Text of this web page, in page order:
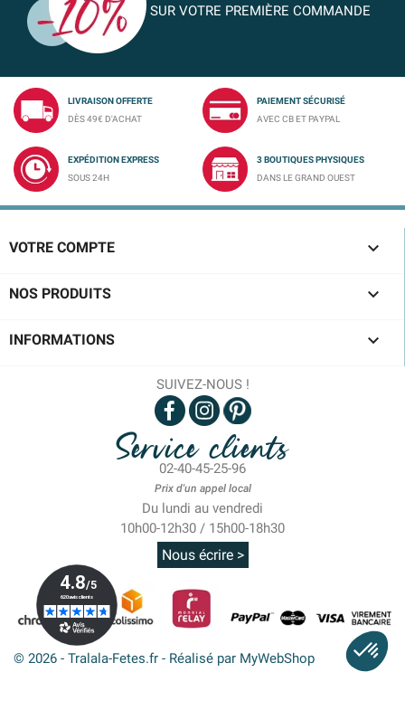
SUR VOTRE PREMIÈRE COMMANDE
LIVRAISON OFFERTE
DÈS 49€ D'ACHAT
PAIEMENT SÉCURISÉ
AVEC CB ET PAYPAL
EXPÉDITION EXPRESS
SOUS 24H
3 BOUTIQUES PHYSIQUES
DANS LE GRAND OUEST
VOTRE COMPTE 
NOS PRODUITS 
INFORMATIONS 
SUIVEZ-NOUS !
Service clients
02-40-45-25-96
Prix d'un appel local
Du lundi au vendredi
10h00-12h30 / 15h00-18h30
Nous écrire >
© 2026 - Tralala-Fetes.fr - Réalisé par MyWebShop